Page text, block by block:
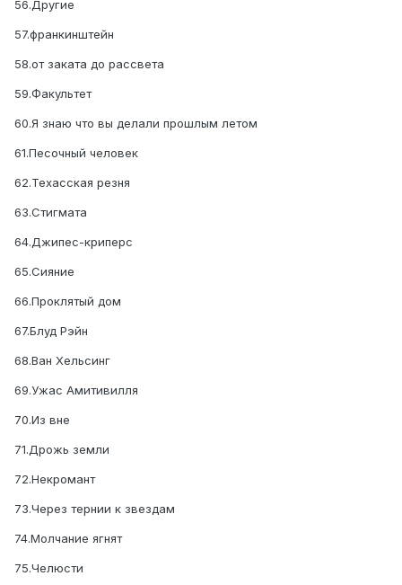
56.Другие
57.франкинштейн
58.от заката до рассвета
59.Факультет
60.Я знаю что вы делали прошлым летом
61.Песочный человек
62.Техасская резня
63.Стигмата
64.Джипес-криперс
65.Сияние
66.Проклятый дом
67.Блуд Рэйн
68.Ван Хельсинг
69.Ужас Амитивилля
70.Из вне
71.Дрожь земли
72.Некромант
73.Через тернии к звездам
74.Молчание ягнят
75.Челюсти